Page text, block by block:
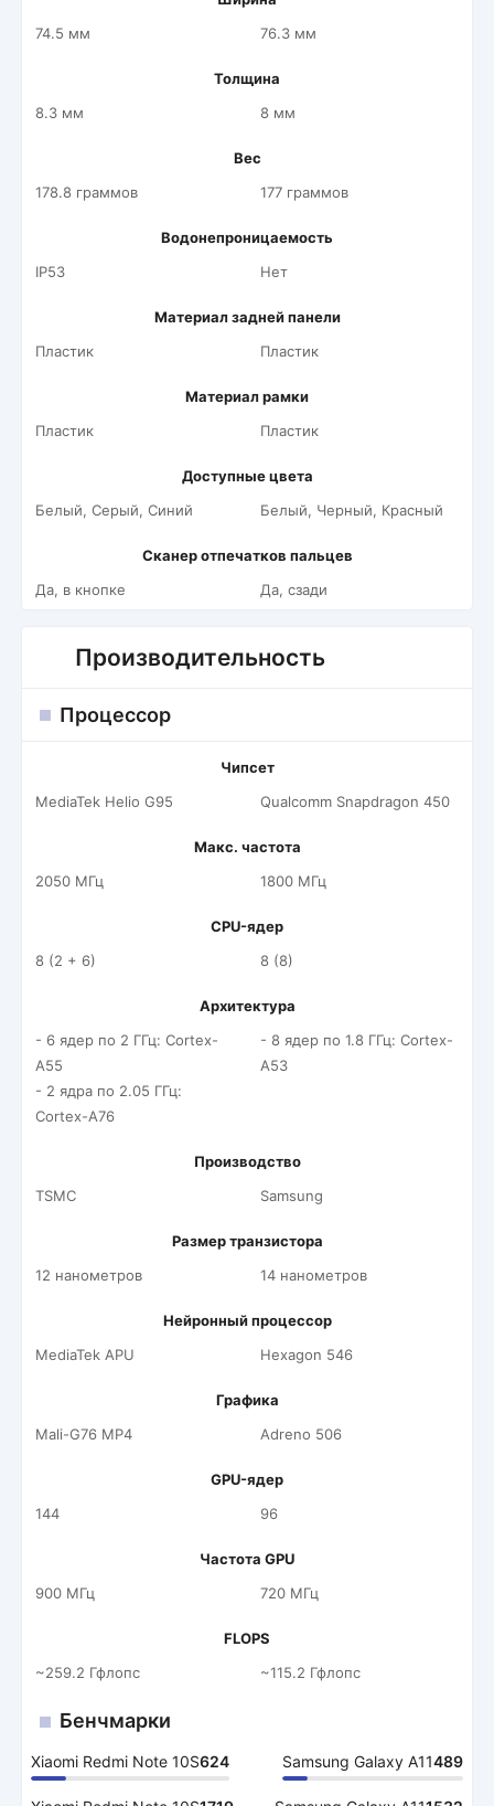
74.5 мм
76.3 мм
Толщина
8.3 мм
8 мм
Вес
178.8 граммов
177 граммов
Водонепроницаемость
IP53
Нет
Материал задней панели
Пластик
Пластик
Материал рамки
Пластик
Пластик
Доступные цвета
Белый, Серый, Синий
Белый, Черный, Красный
Сканер отпечатков пальцев
Да, в кнопке
Да, сзади
Производительность
Процессор
Чипсет
MediaTek Helio G95
Qualcomm Snapdragon 450
Макс. частота
2050 МГц
1800 МГц
CPU-ядер
8 (2 + 6)
8 (8)
Архитектура
- 6 ядер по 2 ГГц: Cortex-
A55
- 2 ядра по 2.05 ГГц:
Cortex-A76
- 8 ядер по 1.8 ГГц: Cortex-
A53
Производство
TSMC
Samsung
Размер транзистора
12 нанометров
14 нанометров
Нейронный процессор
MediaTek APU
Hexagon 546
Графика
Mali-G76 MP4
Adreno 506
GPU-ядер
144
96
Частота GPU
900 МГц
720 МГц
FLOPS
~259.2 Гфлопс
~115.2 Гфлопс
Бенчмарки
Xiaomi Redmi Note 10S624 Samsung Galaxy A11489